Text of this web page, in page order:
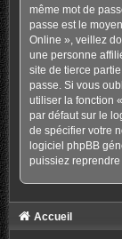
même mot de
passe est le
Online », veillez
une personne
site de tierce
passe. Si vous
utiliser la fonction
par défaut sur le
de spécifier votre
logiciel phpBB
puissiez reprendre
Accueil